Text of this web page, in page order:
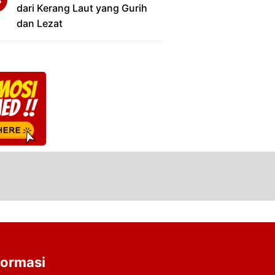
dari Kerang Laut yang Gurih
dan Lezat